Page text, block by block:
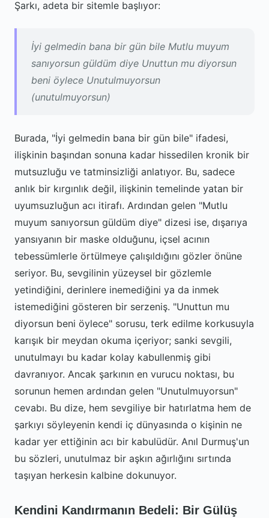
Şarkı, adeta bir sitemle başlıyor:
İyi gelmedin bana bir gün bile Mutlu muyum
sanıyorsun güldüm diye Unuttun mu diyorsun
beni öylece Unutulmuyorsun
(unutulmuyorsun)
Burada, "İyi gelmedin bana bir gün bile" ifadesi,
ilişkinin başından sonuna kadar hissedilen kronik bir
mutsuzluğu ve tatminsizliği anlatıyor. Bu, sadece
anlık bir kırgınlık değil, ilişkinin temelinde yatan bir
uyumsuzluğun acı itirafı. Ardından gelen "Mutlu
muyum sanıyorsun güldüm diye" dizesi ise, dışarıya
yansıyanın bir maske olduğunu, içsel acının
tebessümlerle örtülmeye çalışıldığını gözler önüne
seriyor. Bu, sevgilinin yüzeysel bir gözlemle
yetindiğini, derinlere inemediğini ya da inmek
istemediğini gösteren bir serzeniş. "Unuttun mu
diyorsun beni öylece" sorusu, terk edilme korkusuyla
karışık bir meydan okuma içeriyor; sanki sevgili,
unutulmayı bu kadar kolay kabullenmiş gibi
davranıyor. Ancak şarkının en vurucu noktası, bu
sorunun hemen ardından gelen "Unutulmuyorsun"
cevabı. Bu dize, hem sevgiliye bir hatırlatma hem de
şarkıyı söyleyenin kendi iç dünyasında o kişinin ne
kadar yer ettiğinin acı bir kabulüdür. Anıl Durmuş'un
bu sözleri, unutulmaz bir aşkın ağırlığını sırtında
taşıyan herkesin kalbine dokunuyor.
Kendini Kandırmanın Bedeli: Bir Gülüş